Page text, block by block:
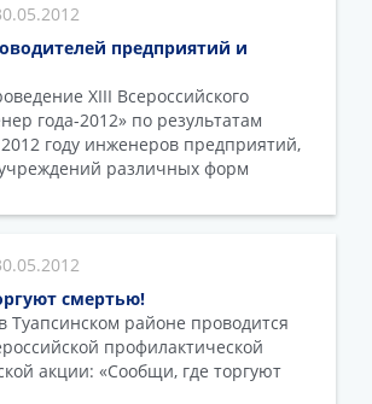
предприятий и
XIII Всероссийского
года-2012» по результатам
году инженеров предприятий,
различных форм
смертью!
Туапсинском районе проводится
профилактической
акции: «Сообщи, где торгуют